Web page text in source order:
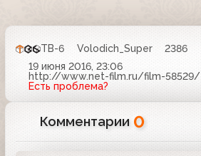
ТВ-6 Volodich_Super
2386
19 июня 2016, 23:06
http://www.net-film.ru/film-58529/
Есть проблема?
Комментарии 0